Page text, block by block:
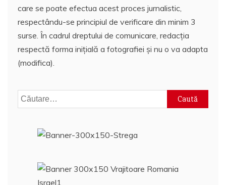
care se poate efectua acest proces jurnalistic,
respectându-se principiul de verificare din minim 3
surse. În cadrul dreptului de comunicare, redacția
respectă forma inițială a fotografiei și nu o va adapta
(modifica).
Caută
după: